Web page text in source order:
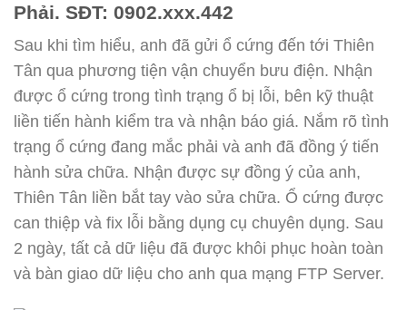
Phải. SĐT: 0902.xxx.442
Sau khi tìm hiểu, anh đã gửi ổ cứng đến tới Thiên
Tân qua phương tiện vận chuyển bưu điện. Nhận
được ổ cứng trong tình trạng ổ bị lỗi, bên kỹ thuật
liền tiến hành kiểm tra và nhận báo giá. Nắm rõ tình
trạng ổ cứng đang mắc phải và anh đã đồng ý tiến
hành sửa chữa. Nhận được sự đồng ý của anh,
Thiên Tân liền bắt tay vào sửa chữa. Ổ cứng được
can thiệp và fix lỗi bằng dụng cụ chuyên dụng. Sau
2 ngày, tất cả dữ liệu đã được khôi phục hoàn toàn
và bàn giao dữ liệu cho anh qua mạng FTP Server.